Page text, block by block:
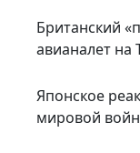
Британский
авианалет на
Японское
мировой